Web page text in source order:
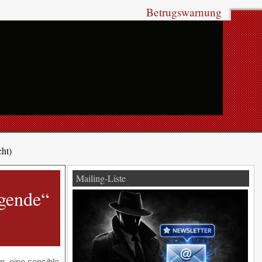
Betrugswarnung
Mailing-Liste